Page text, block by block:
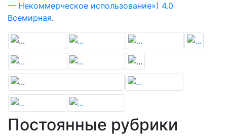
— Некоммерческое использование») 4.0
Всемирная.
Постоянные рубрики